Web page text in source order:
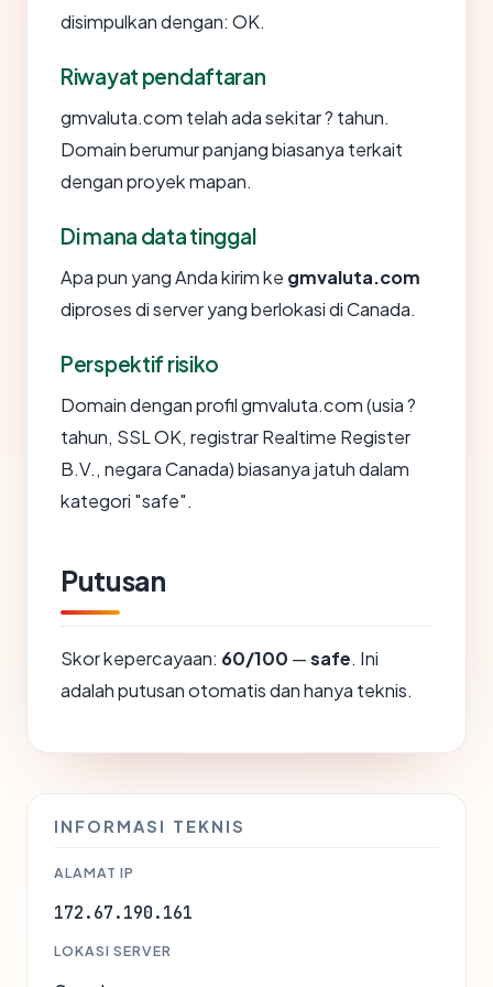
disimpulkan dengan: OK.
Riwayat pendaftaran
gmvaluta.com telah ada sekitar ? tahun.
Domain berumur panjang biasanya terkait
dengan proyek mapan.
Di mana data tinggal
Apa pun yang Anda kirim ke gmvaluta.com
diproses di server yang berlokasi di Canada.
Perspektif risiko
Domain dengan profil gmvaluta.com (usia ?
tahun, SSL OK, registrar Realtime Register
B.V., negara Canada) biasanya jatuh dalam
kategori "safe".
Putusan
Skor kepercayaan: 60/100 —safe. Ini
adalah putusan otomatis dan hanya teknis.
INFORMASI TEKNIS
ALAMAT IP
172.67.190.161
LOKASI SERVER